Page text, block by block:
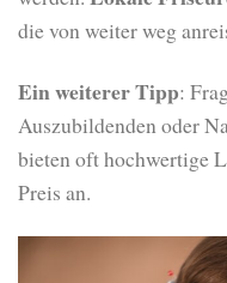
die von weiter weg
Ein weiterer Tipp:
Auszubildenden oder
bieten oft hochwertige
Preis an.